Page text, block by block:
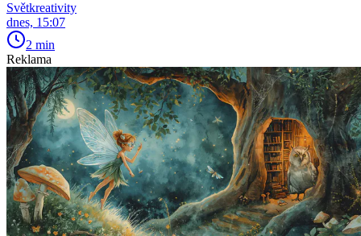
Světkreativity
dnes, 15:07
2 min
Reklama